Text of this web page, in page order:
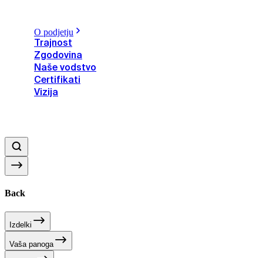
O podjetju
Trajnost
Zgodovina
Naše vodstvo
Certifikati
Vizija
Back
Izdelki
Vaša panoga